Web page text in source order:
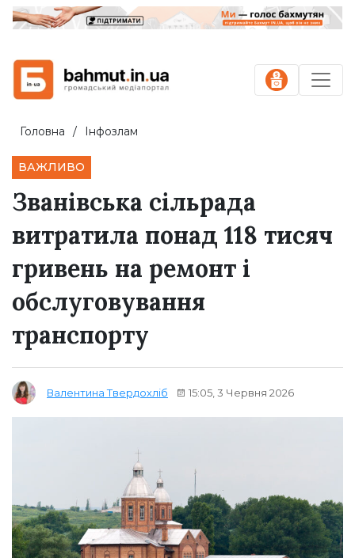
Головна Інфозлам
ВАЖЛИВО
Званівська сільрада
витратила понад 118 тисяч
гривень на ремонт і
обслуговування
транспорту
Валентина Твердохліб 15:05, 3 Червня 2026